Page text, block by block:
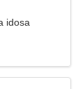
idosa